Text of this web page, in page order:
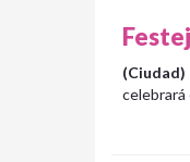
(Ciudad)
celebrará